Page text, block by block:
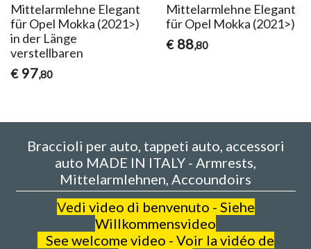
Mittelarmlehne Elegant
für Opel Mokka (2021>)
in der Länge
verstellbaren
€ 97,80
Mittelarmlehne Elegant
für Opel Mokka (2021>)
€ 88,80
Braccioli per auto, tappeti auto, accessori
auto MADE IN ITALY - Armrests,
Mittelarmlehnen, Accoundoirs
Vedi video di benvenuto - Siehe
Willkommensvideo
See welcome video - Voir la vidéo de